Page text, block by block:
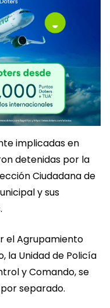
implicadas en
detenidas por la
Ciudadana de
y sus
el Agrupamiento
la Unidad de Policía
y Comando, se
separado.